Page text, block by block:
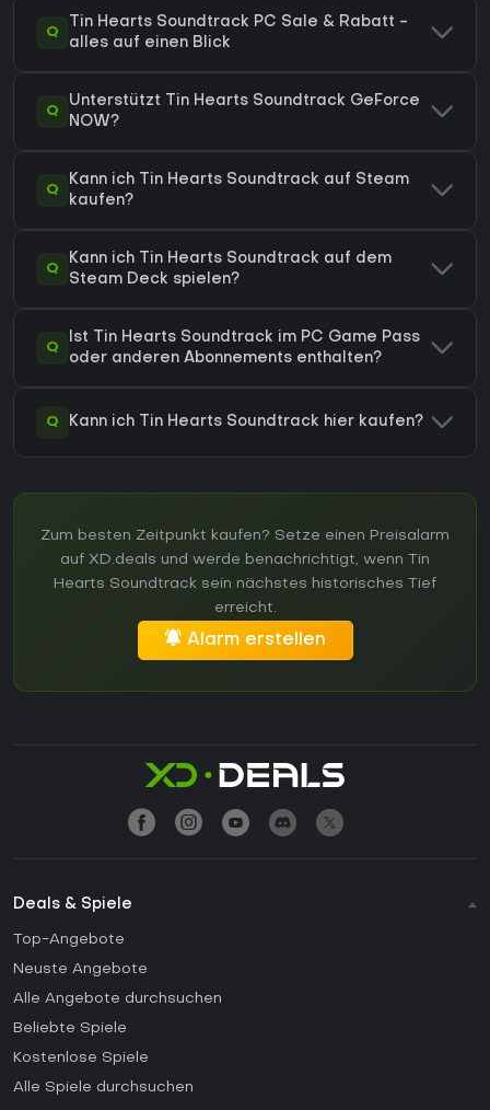
Q
Tin Hearts Soundtrack PC Sale & Rabatt -
alles auf einen Blick
Q
Unterstützt Tin Hearts Soundtrack GeForce
NOW?
Q
Kann ich Tin Hearts Soundtrack auf Steam
kaufen?
Q
Kann ich Tin Hearts Soundtrack auf dem
Steam Deck spielen?
Q
Ist Tin Hearts Soundtrack im PC Game Pass
oder anderen Abonnements enthalten?
Q Kann ich Tin Hearts Soundtrack hier kaufen?
Zum besten Zeitpunkt kaufen? Setze einen Preisalarm
auf XD.deals und werde benachrichtigt, wenn Tin
Hearts Soundtrack sein nächstes historisches Tief
erreicht.
Alarm erstellen
Deals & Spiele
Top-Angebote
Neuste Angebote
Alle Angebote durchsuchen
Beliebte Spiele
Kostenlose Spiele
Alle Spiele durchsuchen